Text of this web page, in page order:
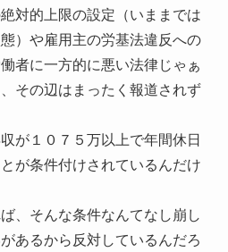
対的上限の設定（いままでは
）や雇用主の労基法違反への
者に一方的に悪い法律じゃぁ
その辺はまったく報道されず
が１０７５万以上で年間休日
が条件付けされているんだけ
、そんな条件なんてなし崩し
あるから反対しているんだろ